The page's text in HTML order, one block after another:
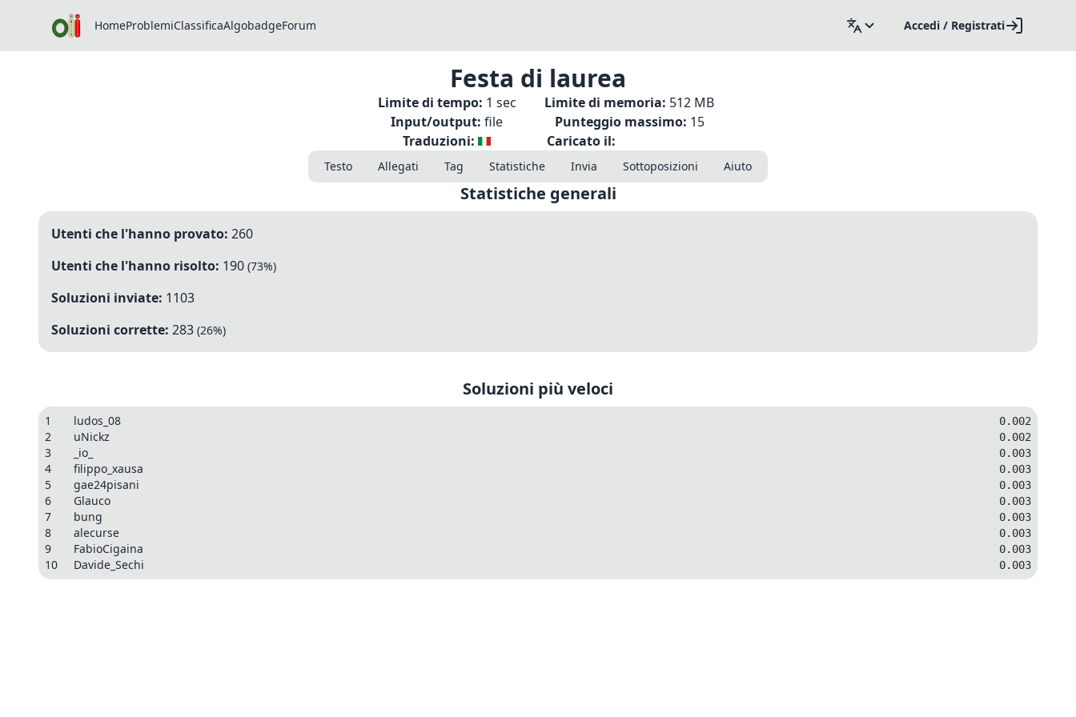
HomeProblemiClassificaAlgobadgeForum Accedi / Registrati
Festa di laurea
Limite di tempo: 1 sec Limite di memoria: 512 MB
Input/output: file Punteggio massimo: 15
Traduzioni:
Caricato il:
Testo Allegati Tag Statistiche Invia Sottoposizioni Aiuto
Statistiche generali
Utenti che l'hanno provato: 260
Utenti che l'hanno risolto: 190 (73%)
Soluzioni inviate: 1103
Soluzioni corrette: 283 (26%)
Soluzioni più veloci
1 ludos_08 0.002
2 uNickz 0.002
3 _io_ 0.003
4 filippo_xausa 0.003
5 gae24pisani 0.003
6 Glauco 0.003
7 bung 0.003
8 alecurse 0.003
9 FabioCigaina 0.003
10 Davide_Sechi 0.003